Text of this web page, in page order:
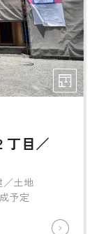
丁目／
土地
予定